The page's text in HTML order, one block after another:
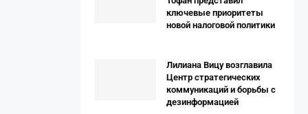
ключевые приоритеты
новой налоговой политики
Лилиана Вицу возглавила
Центр стратегических
коммуникаций и борьбы с
дезинформацией